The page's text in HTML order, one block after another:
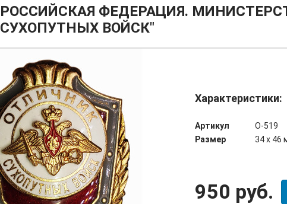
РОССИЙСКАЯ ФЕДЕРАЦИЯ.
СУХОПУТНЫХ ВОЙСК"
Характеристики:
Артикул
О-519
Размер
34 х 46
950 руб.